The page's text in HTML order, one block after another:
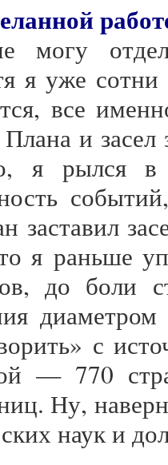
могу
я уже
все
и
я рылся в
заставил
я раньше
до боли
с
— 770
Ну,
наук и